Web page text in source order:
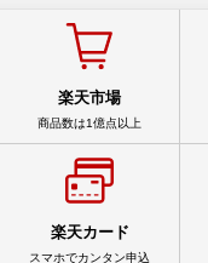
楽天市場
商品数は1億点以上
楽天カード
スマホでカンタン申込